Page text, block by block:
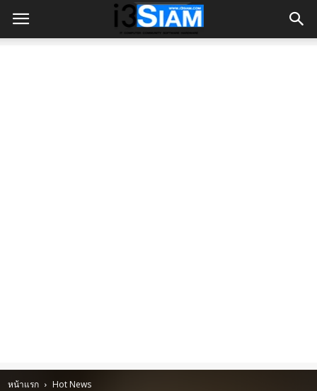
หน้าแรก Hot News